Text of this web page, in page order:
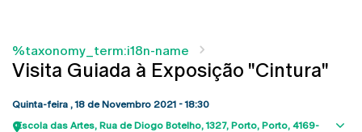
%taxonomy_term:i18n-name
Visita Guiada à Exposição "Cintura"
Quinta-feira , 18 de Novembro 2021 - 18:30
Escola das Artes Rua de Diogo Botelho, 1327 Porto Porto 4169-